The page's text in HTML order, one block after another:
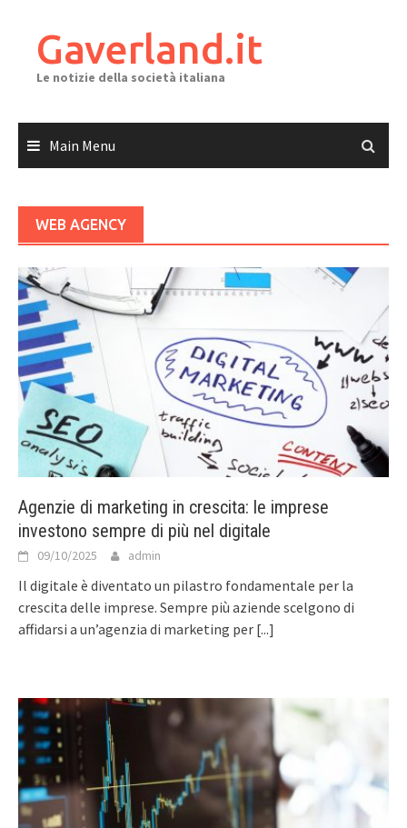
contentGaverland.it
Le notizie della società italiana
Main Menu
WEB AGENCY
Agenzie di marketing in crescita: le imprese
investono sempre di più nel digitale
09/10/2025 admin
Il digitale è diventato un pilastro fondamentale per la
crescita delle imprese. Sempre più aziende scelgono di
affidarsi a un’agenzia di marketing per [...]